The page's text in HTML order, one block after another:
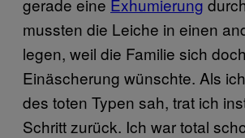
mussten die Leiche in einen
legen, weil die Familie sich
Einäscherung wünschte. Als
des toten Typen sah, trat ich
Schritt zurück. Ich war total